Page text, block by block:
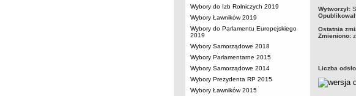
Wybory do Izb Rolniczych 2019
Wybory Ławników 2019
Wybory do Parlamentu Europejskiego
2019
Wybory Samorządowe 2018
Wybory Parlamentarne 2015
Wybory Samorządowe 2014
Wybory Prezydenta RP 2015
Wybory Ławników 2015
metryczka
Wytworzył:
Ostatnia
Zmieniono:
Liczba